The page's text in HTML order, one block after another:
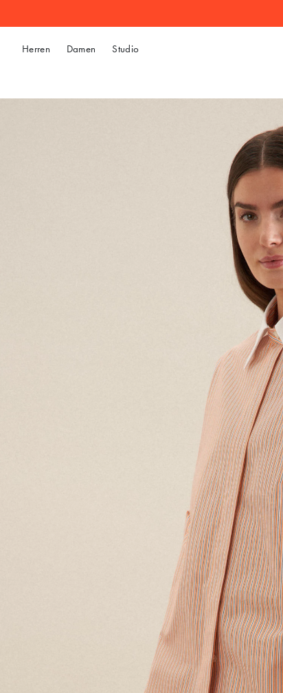
Herren Damen Studio